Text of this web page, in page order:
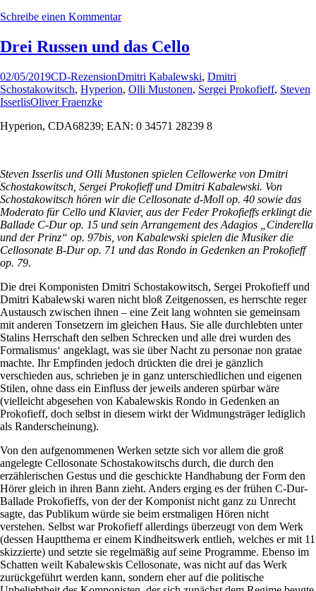
Schreibe einen Kommentar
Drei Russen und das Cello
02/05/2019CD-RezensionDmitri Kabalewski, Dmitri
Schostakowitsch, Hyperion, Olli Mustonen, Sergei Prokofieff, Steven
IsserlisOliver Fraenzke
Hyperion, CDA68239; EAN: 0 34571 28239 8
Steven Isserlis und Olli Mustonen spielen Cellowerke von Dmitri
Schostakowitsch, Sergei Prokofieff und Dmitri Kabalewski. Von
Schostakowitsch hören wir die Cellosonate d-Moll op. 40 sowie das
Moderato für Cello und Klavier, aus der Feder Prokofieffs erklingt die
Ballade C-Dur op. 15 und sein Arrangement des Adagios „Cinderella
und der Prinz“ op. 97bis, von Kabalewski spielen die Musiker die
Cellosonate B-Dur op. 71 und das Rondo in Gedenken an Prokofieff
op. 79.
Die drei Komponisten Dmitri Schostakowitsch, Sergei Prokofieff und
Dmitri Kabalewski waren nicht bloß Zeitgenossen, es herrschte reger
Austausch zwischen ihnen – eine Zeit lang wohnten sie gemeinsam
mit anderen Tonsetzern im gleichen Haus. Sie alle durchlebten unter
Stalins Herrschaft den selben Schrecken und alle drei wurden des
Formalismus‘ angeklagt, was sie über Nacht zu personae non gratae
machte. Ihr Empfinden jedoch drückten die drei je gänzlich
verschieden aus, schrieben je in ganz unterschiedlichen und eigenen
Stilen, ohne dass ein Einfluss der jeweils anderen spürbar wäre
(vielleicht abgesehen von Kabalewskis Rondo in Gedenken an
Prokofieff, doch selbst in diesem wirkt der Widmungsträger lediglich
als Randerscheinung).
Von den aufgenommenen Werken setzte sich vor allem die groß
angelegte Cellosonate Schostakowitschs durch, die durch den
erzählerischen Gestus und die geschickte Handhabung der Form den
Hörer gleich in ihren Bann zieht. Anders erging es der frühen C-Dur-
Ballade Prokofieffs, von der der Komponist nicht ganz zu Unrecht
sagte, das Publikum würde sie beim erstmaligen Hören nicht
verstehen. Selbst war Prokofieff allerdings überzeugt von dem Werk
(dessen Hauptthema er einem Kindheitswerk entlieh, welches er mit 11
skizzierte) und setzte sie regelmäßig auf seine Programme. Ebenso im
Schatten weilt Kabalewskis Cellosonate, was nicht auf das Werk
zurückgeführt werden kann, sondern eher auf die politische